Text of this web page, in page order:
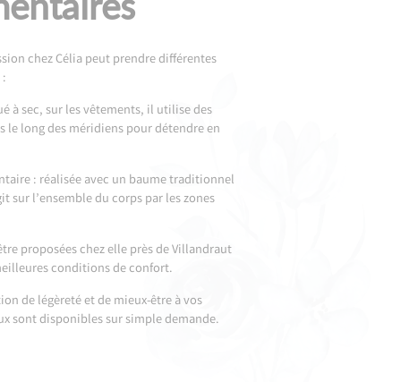
chez Célia peut prendre différentes
à sec, sur les vêtements, il utilise des
le long des méridiens pour détendre en
: réalisée avec un baume traditionnel
sur l’ensemble du corps par les zones
proposées chez elle près de Villandraut
conditions de confort.
de légèreté et de mieux-être à vos
sont disponibles sur simple demande.